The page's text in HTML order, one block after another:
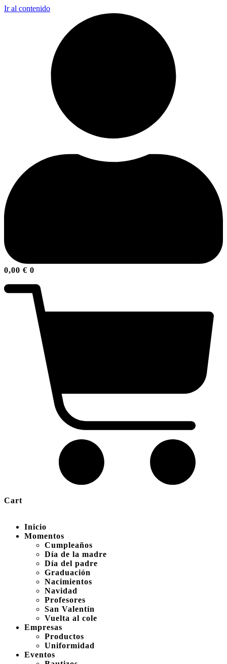
Ir al contenido
0,00 € 0
Cart
Inicio
Momentos
Cumpleaños
Día de la madre
Día del padre
Graduación
Nacimientos
Navidad
Profesores
San Valentín
Vuelta al cole
Empresas
Productos
Uniformidad
Eventos